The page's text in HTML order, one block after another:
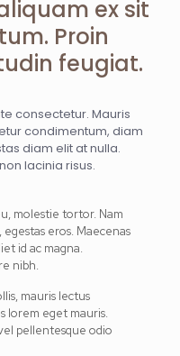
ex sit
Proin
feugiat.
consectetur. Mauris
condimentum, diam
diam elit at nulla.
lacinia risus.
molestie tortor. Nam
eros. Maecenas
id ac magna.
nibh.
mauris lectus
lorem eget mauris.
pellentesque odio